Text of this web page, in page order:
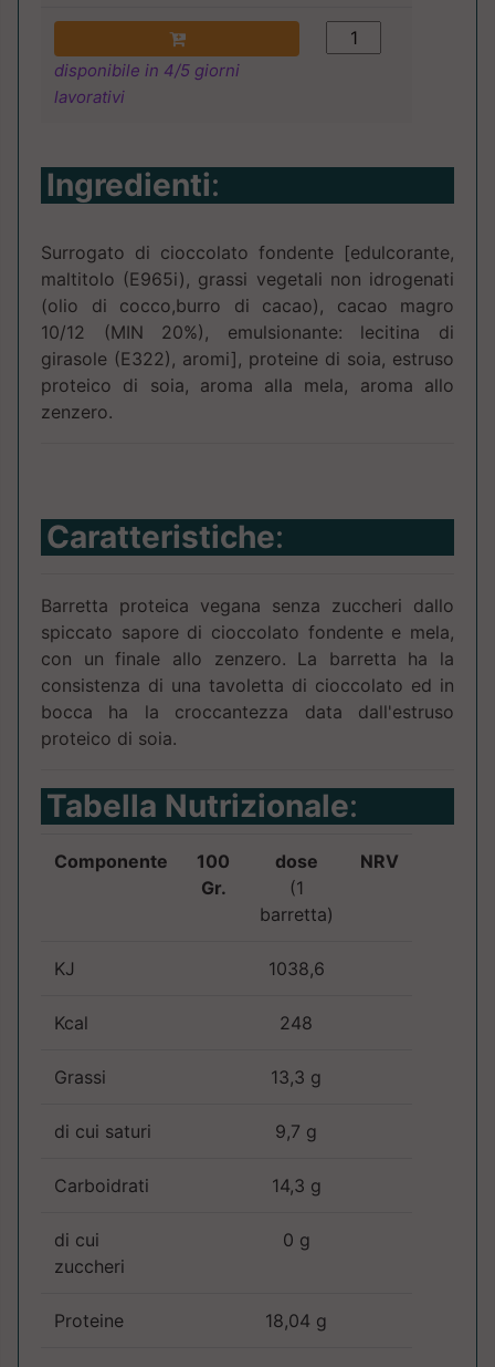
disponibile in 4/5 giorni
lavorativi
Ingredienti:
Surrogato di cioccolato fondente [edulcorante,
maltitolo (E965i), grassi vegetali non idrogenati
(olio di cocco,burro di cacao), cacao magro
10/12 (MIN 20%), emulsionante: lecitina di
girasole (E322), aromi], proteine di soia, estruso
proteico di soia, aroma alla mela, aroma allo
zenzero.
Caratteristiche:
Barretta proteica vegana senza zuccheri dallo
spiccato sapore di cioccolato fondente e mela,
con un finale allo zenzero. La barretta ha la
consistenza di una tavoletta di cioccolato ed in
bocca ha la croccantezza data dall'estruso
proteico di soia.
Tabella Nutrizionale:
Componente
100
Gr.
dose
(1
barretta)
NRV
KJ 1038,6
Kcal 248
Grassi 13,3 g
di cui saturi 9,7 g
Carboidrati 14,3 g
di cui
zuccheri
0 g
Proteine 18,04 g